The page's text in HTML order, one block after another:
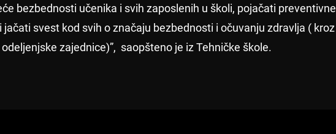
bezbednosti učenika i svih zaposlenih u školi, pojačati preventivne
jačati svest kod svih o značaju bezbednosti i očuvanju zdravlja ( kroz
zajednice)”, saopšteno je iz Tehničke škole.